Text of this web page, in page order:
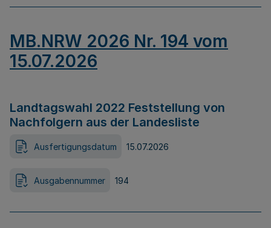
MB.NRW 2026 Nr. 194 vom
15.07.2026
Landtagswahl 2022 Feststellung von
Nachfolgern aus der Landesliste
Ausfertigungsdatum 15.07.2026
Ausgabennummer 194